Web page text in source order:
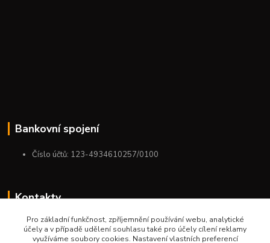
Bankovní spojení
Číslo účtů: 123-4934610257/0100
Kontakty
+420 775 954 963
9:00-12:00-13:00-16:00
Pro základní funkčnost, zpříjemnění používání webu, analytické
účely a v případě udělení souhlasu také pro účely cílení reklamy
využíváme soubory cookies. Nastavení vlastních preferencí